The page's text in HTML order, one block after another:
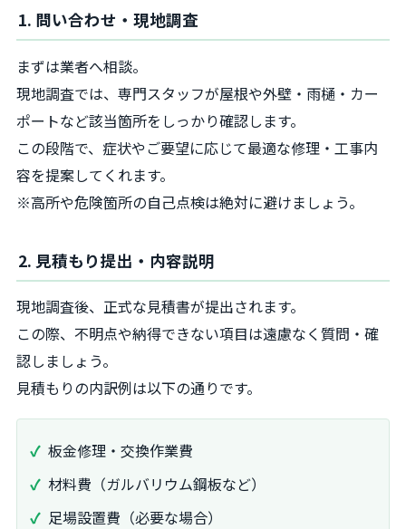
1. 問い合わせ・現地調査
まずは業者へ相談。
現地調査では、専門スタッフが屋根や外壁・雨樋・カー
ポートなど該当箇所をしっかり確認します。
この段階で、症状やご要望に応じて最適な修理・工事内
容を提案してくれます。
※高所や危険箇所の自己点検は絶対に避けましょう。
2. 見積もり提出・内容説明
現地調査後、正式な見積書が提出されます。
この際、不明点や納得できない項目は遠慮なく質問・確
認しましょう。
見積もりの内訳例は以下の通りです。
板金修理・交換作業費
材料費（ガルバリウム鋼板など）
足場設置費（必要な場合）